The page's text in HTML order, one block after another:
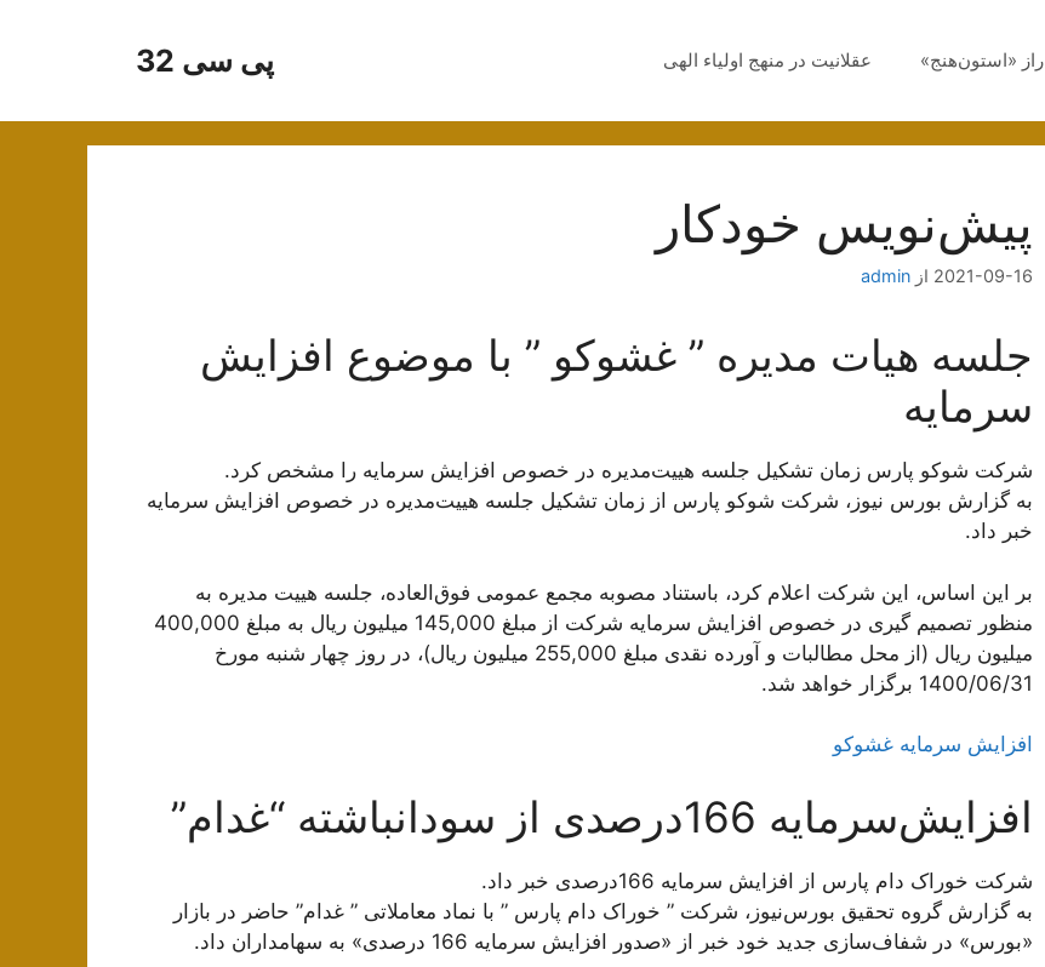
پی سی 32 راز «استون‌هنج» عقلانیت در منهج اولیاء الهی
پیش‌نویس خودکار
2021-09-16 از admin
جلسه هیات مدیره ” غشوکو ” با موضوع افزایش
سرمایه
شرکت شوکو پارس زمان تشکیل جلسه هیيت‌مدیره در خصوص افزایش سرمایه را مشخص کرد.
به گزارش بورس نیوز، شرکت شوکو پارس از زمان تشکیل جلسه هیيت‌مدیره در خصوص افزایش سرمایه
خبر داد.
بر این اساس، این شرکت اعلام کرد، باستناد مصوبه مجمع عمومی فوق‌العاده، جلسه هیيت مدیره به
منظور تصمیم گیری در خصوص افزایش سرمایه شرکت از مبلغ 145,000 میلیون ریال به مبلغ 400,000
میلیون ریال (از محل مطالبات و آورده نقدی مبلغ 255,000 میلیون ریال)، در روز چهار شنبه مورخ
1400/06/31 برگزار خواهد شد.
افزایش سرمایه غشوکو
افزایش‌سرمایه 166درصدی از سودانباشته “غدام”
شرکت خوراک دام پارس از افزایش سرمایه 166درصدی خبر داد.
به گزارش گروه تحقیق بورس‌نیوز، شرکت ” خوراک دام پارس ” با نماد معاملاتی ” غدام” حاضر در بازار
«بورس» در شفاف‌سازی جدید خود خبر از «صدور افزایش سرمایه 166 درصدی» به سهامداران داد.